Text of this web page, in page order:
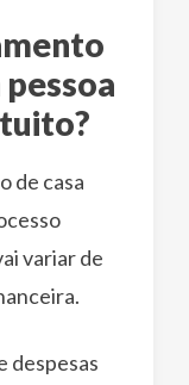
de casa
variar de
despesas